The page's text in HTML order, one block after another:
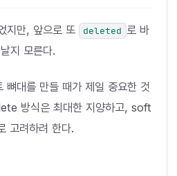
지만, 앞으로 또 deleted 로 바
지 모른다.
뼈대를 만들 때가 제일 중요한 것
방식은 최대한 지양하고, soft
고려하려 한다.